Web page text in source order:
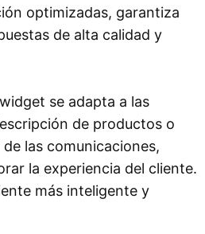
optimizadas, garantiza
de alta calidad y
se adapta a las
de productos o
las comunicaciones,
la experiencia del cliente.
más inteligente y